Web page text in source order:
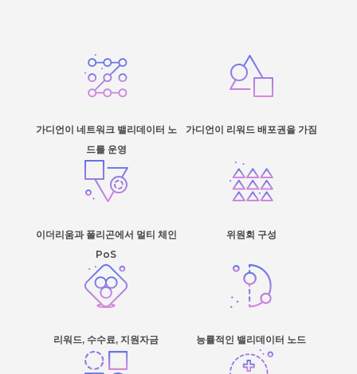
가디언이 네트워크 밸리데이터 노
드를 운영
가디언이 리워드 배포권을 가짐
이더리움과 폴리곤에서 멀티 체인
PoS
위원회 구성
리워드, 수수료, 지원자금 능률적인 밸리데이터 노드